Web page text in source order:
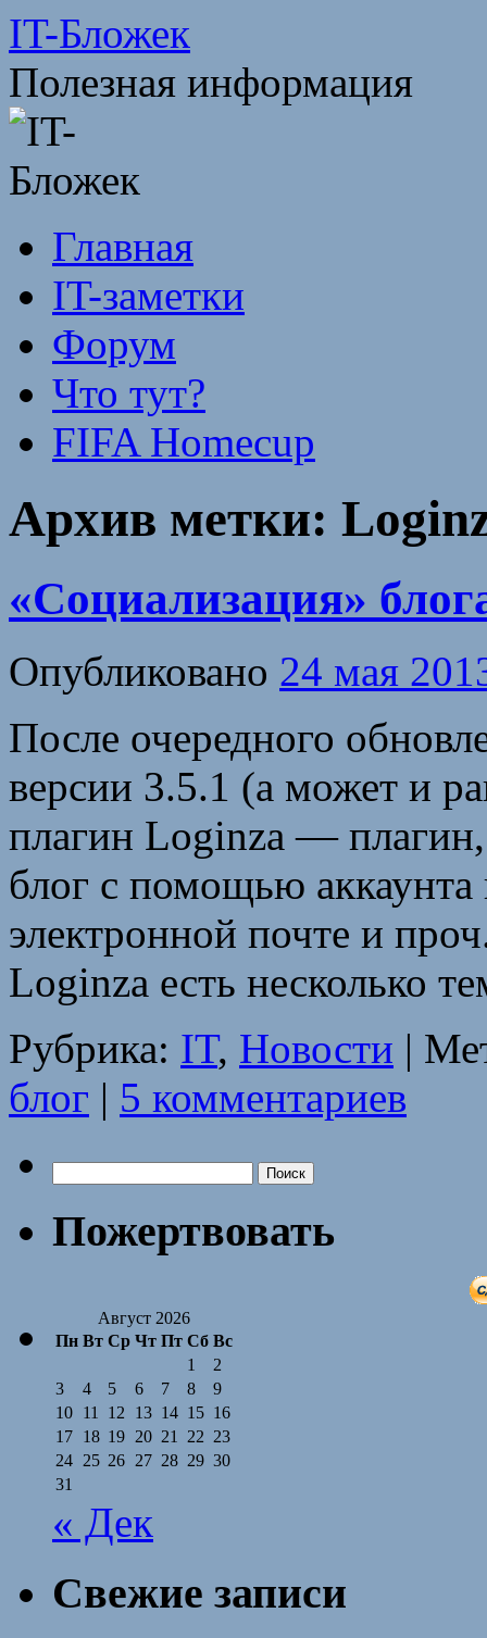
Перейти
содержимому
IT-Бложек
Полезная информация
Главная
IT-заметки
Форум
Что тут?
FIFA Homecup
Архив метки:
«Социализация»
Опубликовано 24 мая
После очередного
версии 3.5.1 (а может и
плагин Loginza — плагин,
блог с помощью аккаунта
электронной почте и
Loginza есть несколько
Рубрика: IT, Новости |
блог | 5 комментариев
Пожертвовать
Август 2026
Пн Вт Ср Чт Пт Сб Вс
1
2
3
4 5 6 7 8
9
10 11 12 13 14 15 16
17 18 19 20 21 22 23
24 25 26 27 28 29 30
31
« Дек
Свежие записи